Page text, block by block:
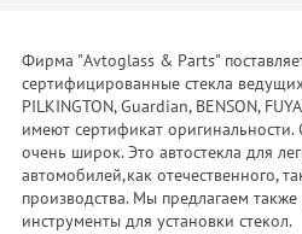
Фирма "Avtoglass & Parts"
сертифицированные стекла
PILKINGTON, Guardian, BENSON,
имеют сертификат
очень широк. Это автостекла для
автомобилей,как отечественного,
производства. Мы предлагаем
инструменты для установки стекол.